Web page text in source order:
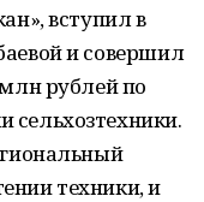
вступил в
и совершил
рублей по
сельхозтехники.
техники, и